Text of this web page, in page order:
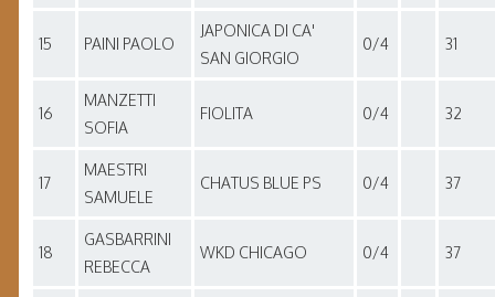
15 PAINI PAOLO
JAPONICA DI CA'
SAN GIORGIO
0/4 31
16
MANZETTI
SOFIA
FIOLITA 0/4 32
17
MAESTRI
SAMUELE
CHATUS BLUE PS 0/4 37
18
GASBARRINI
REBECCA
WKD CHICAGO 0/4 37